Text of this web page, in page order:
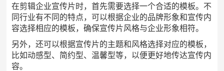
在剪辑企业宣传片时，首先需要选择一个合适的模板。不
同行业有不同的特点，可以根据企业的品牌形象和宣传内
容选择相应的模板，确保宣传片风格与企业形象相符。
另外，还可以根据宣传片的主题和风格选择对应的模板，
比如动感型、简约型、温馨型等，以便更好地传达宣传内
容。